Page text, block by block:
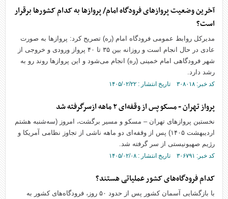
آخرین وضعیت پرواز‌های فرودگاه امام/ پرواز‌ها به کدام کشور‌ها برقرار
است؟
مدیرکل روابط عمومی فرودگاه امام (ره) تصریح کرد: پرواز‌ها به صورت
عادی در حال انجام است و روزانه بین ۳۵ تا ۴۰ پرواز ورودی و خروجی از
شهر فرودگاهی امام خمینی (ره) انجام می‌شود و این پرواز‌ها روند رو به
رشد دارد.
کد خبر: ۳۰۸۰۱۸ تاریخ انتشار : ۱۴۰۵/۰۲/۲۲
پرواز تهران - مسکو پس از وقفه‌ای ۲ ماهه ازسرگرفته شد
نخستین پرواز‌های تهران – مسکو و مسیر برگشت، امروز (سه‌شنبه هشتم
اردیبهشت ۱۴۰۵) پس از وقفه‌ای دو ماهه ناشی از تجاوز نظامی آمریکا و
رژیم صهیونیستی از سر گرفته شد.
کد خبر: ۳۰۶۷۹۱ تاریخ انتشار : ۱۴۰۵/۰۲/۰۸
کدام فرودگاه‌های کشور عملیاتی هستند؟
با بازگشایی آسمان کشور پس از حدود ۵۰ روز، فرودگاه‌های کشور به